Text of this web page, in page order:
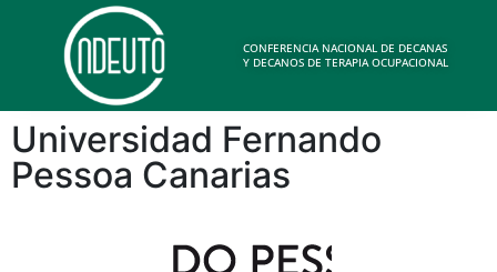
CONFERENCIA NACIONAL DE DECANAS
Y DECANOS DE TERAPIA OCUPACIONAL
Universidad Fernando
Pessoa Canarias